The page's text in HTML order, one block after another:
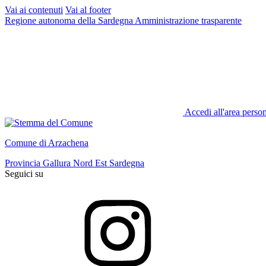
Vai ai contenuti Vai al footer
Regione autonoma della Sardegna Amministrazione trasparente
Accedi all'area
Comune di Arzachena
Provincia Gallura Nord Est Sardegna
Seguici su